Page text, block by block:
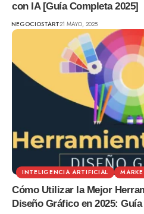
con IA [Guía Completa 2025]
NEGOCIOSTART21 MAYO, 2025
INTELIGENCIA ARTIFICIAL
Cómo Utilizar la Mejor
Diseño Gráfico en 2025: